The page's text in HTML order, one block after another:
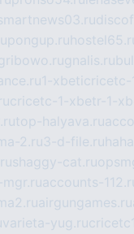
pongup.ru
gnalis.ru
1-
cricetc-1-xbetr-1-
top-halyava.ru
2.ru3-d-file.ru
shaggy-cat.ru
accounts-
airgungames.ru
varieta-yug.ru